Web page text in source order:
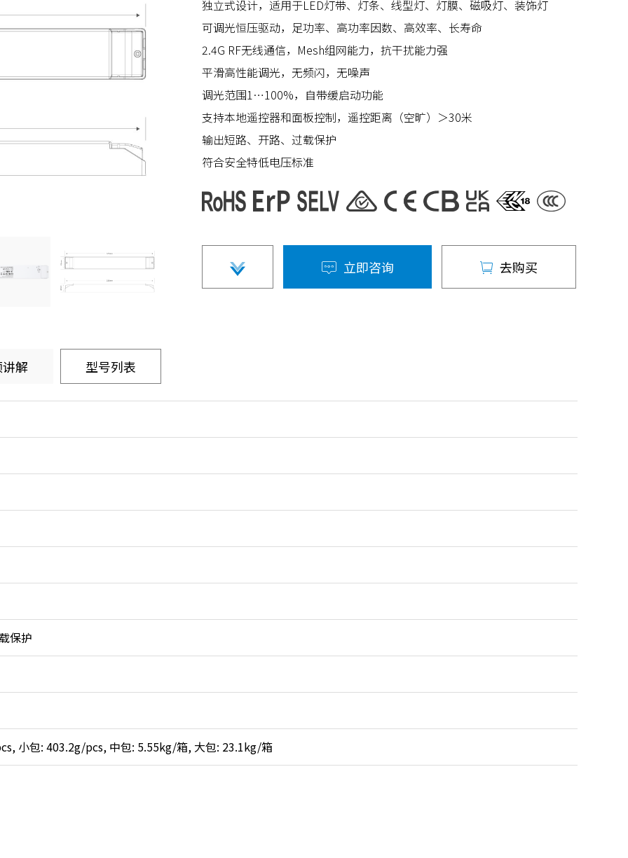
独立式设计，适用于LED灯带、灯条、线型灯、灯膜、磁吸灯、装饰灯
可调光恒压驱动，足功率、高功率因数、高效率、长寿命
2.4G RF无线通信，Mesh组网能力，抗干扰能力强
平滑高性能调光，无频闪，无噪声
调光范围1…100%，自带缓启动功能
支持本地遥控器和面板控制，遥控距离（空旷）＞30米
输出短路、开路、过载保护
符合安全特低电压标准
立即咨询 去购买
解 型号列表
保护
小包: 403.2g/pcs, 中包: 5.55kg/箱, 大包: 23.1kg/箱